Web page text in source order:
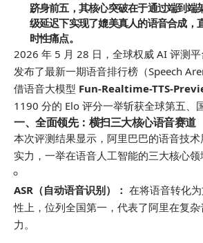
跻身前五，其核心突破在于通过端到端
级延迟下实现了媲美真人的语音合成，
时性痛点。
2026 年 5 月 28 日，全球权威 AI 评测
发布了最新一期语音排行榜（Speech
借语音大模型 Fun-Realtime-TTS-
1190 分的 Elo 评分一举斩获全球第五、
一、全面领先：横扫三大核心语音赛道
本次评测结果显示，阿里巴巴的语音技
实力，一举在语音人工智能的三大核心领
ASR（自动语音识别）： 在将语音转化
性上，位列全国第一 ，代表了阿里在复
力。